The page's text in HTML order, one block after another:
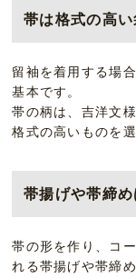
帯は格式の高
留袖を着用する場
基本です。
帯の柄は、吉洋文
格式の高いものを
帯揚げや帯締
帯の形を作り、コ
れる帯揚げや帯締